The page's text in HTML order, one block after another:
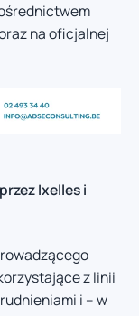
na oficjalnej
Ixelles i
z linii
i – w